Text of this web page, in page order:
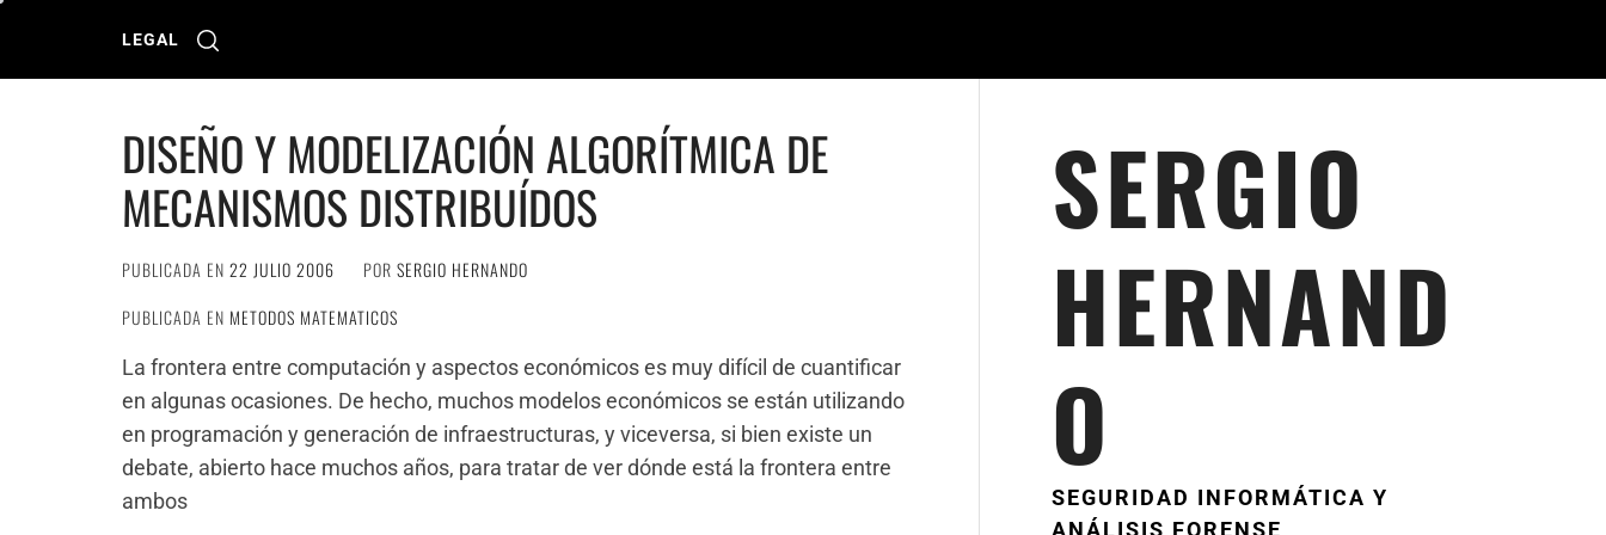
LEGAL
DISEÑO Y MODELIZACIÓN ALGORÍTMICA DE
MECANISMOS DISTRIBUÍDOS
PUBLICADA EN 22 JULIO 2006 POR SERGIO HERNANDO
PUBLICADA EN METODOS MATEMATICOS
La frontera entre computación y aspectos económicos es muy difícil de cuantificar
en algunas ocasiones. De hecho, muchos modelos económicos se están utilizando
en programación y generación de infraestructuras, y viceversa, si bien existe un
debate, abierto hace muchos años, para tratar de ver dónde está la frontera entre
ambos
SERGIO
HERNAND
O
SEGURIDAD INFORMÁTICA Y
ANÁLISIS FORENSE